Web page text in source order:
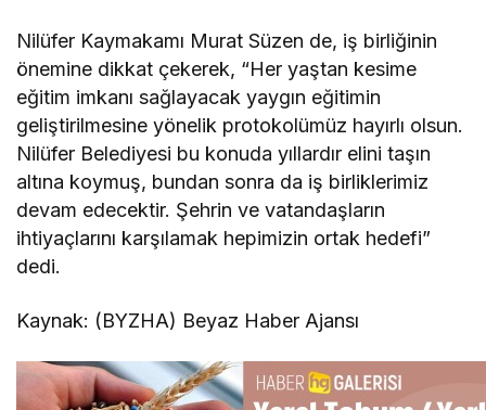
Nilüfer Kaymakamı Murat Süzen de, iş birliğinin
önemine dikkat çekerek, “Her yaştan kesime
eğitim imkanı sağlayacak yaygın eğitimin
geliştirilmesine yönelik protokolümüz hayırlı olsun.
Nilüfer Belediyesi bu konuda yıllardır elini taşın
altına koymuş, bundan sonra da iş birliklerimiz
devam edecektir. Şehrin ve vatandaşların
ihtiyaçlarını karşılamak hepimizin ortak hedefi”
dedi.
Kaynak: (BYZHA) Beyaz Haber Ajansı